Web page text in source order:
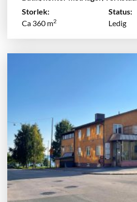
Storlek:
Status:
Ca 360 m2 Ledig